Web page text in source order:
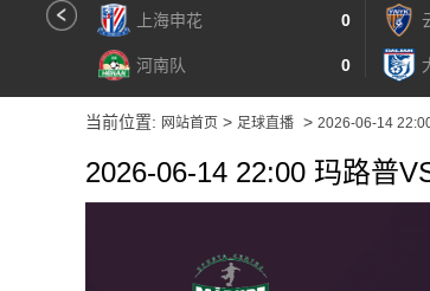
上海申花 0
河南队 0
当前位置: 网站首页 > 足球直播 > 2026-06-14
2026-06-14 22:00 玛路普